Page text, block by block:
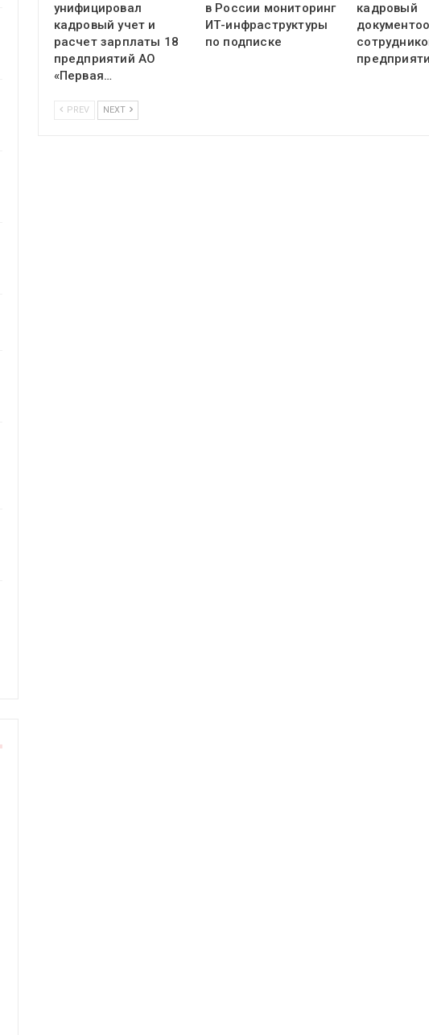
унифицировал
кадровый учет и
расчет зарплаты 18
предприятий АО
«Первая…
в России мониторинг
ИТ-инфраструктуры
по подписке
кадровый
PREV NEXT